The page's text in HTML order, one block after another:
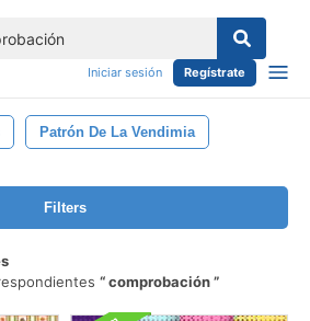
Iniciar sesión Regístrate
Patrón De La Vendimia
Filters
comprobación